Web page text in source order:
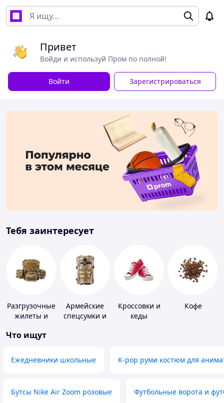
Привет
Войди и используй Пром по полной!
Войти Зарегистрироваться
Тебя заинтересует
Разгрузочные
жилеты и
без плит
Армейские
спецсумки и
Кроссовки и
кеды
Кофе
Что ищут
Ежедневники школьные K-pop руми костюм для
Бутсы Nike Air Zoom розовые Футбольные ворота и